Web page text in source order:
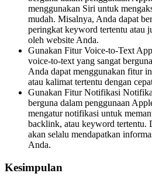
menggunakan Siri untuk
mudah. Misalnya, Anda dapat
peringkat keyword tertentu atau
oleh website Anda.
Gunakan Fitur Voice-to-Text
voice-to-text yang sangat
Anda dapat menggunakan fitur
atau kalimat tertentu dengan
Gunakan Fitur Notifikasi
berguna dalam penggunaan
mengatur notifikasi untuk
backlink, atau keyword tertentu.
akan selalu mendapatkan
Anda.
Kesimpulan